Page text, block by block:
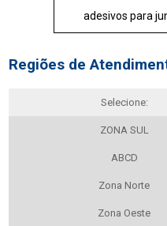
adesivos para
Regiões de
Selecione:
ZONA SUL
ABCD
Zona Norte
Zona Oeste